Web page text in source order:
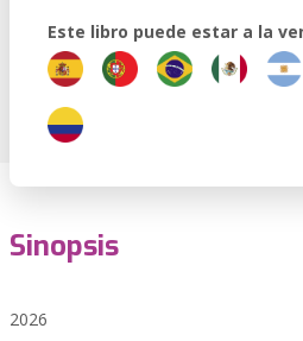
Este libro puede estar a la
Sinopsis
2026